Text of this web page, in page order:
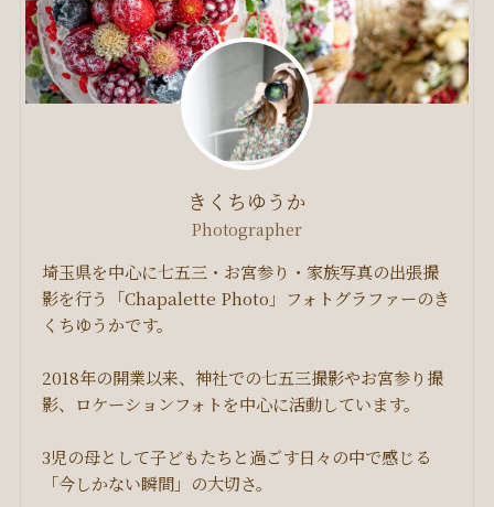
きくちゆうか
Photographer
埼玉県を中心に七五三・お宮参り・家族写真の出張撮
影を行う「Chapalette Photo」フォトグラファーのき
くちゆうかです。
2018年の開業以来、神社での七五三撮影やお宮参り撮
影、ロケーションフォトを中心に活動しています。
3児の母として子どもたちと過ごす日々の中で感じる
「今しかない瞬間」の大切さ。